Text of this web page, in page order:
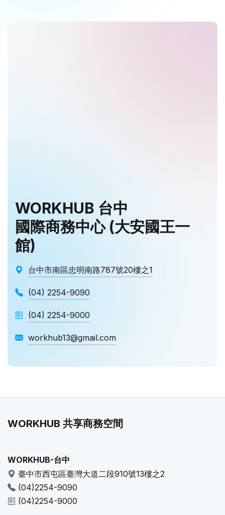
WORKHUB 台中
國際商務中心 (大安國王一
館)
台中市南區忠明南路787號20樓之1
(04) 2254-9090
(04) 2254-9000
workhub13@gmail.com
WORKHUB 共享商務空間
WORKHUB-台中
臺中市西屯區臺灣大道二段910號13樓之2
(04)2254-9090
(04)2254-9000